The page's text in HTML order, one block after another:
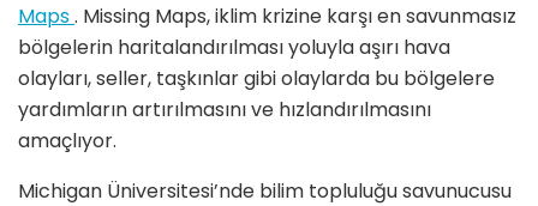
Maps. Missing Maps, iklim krizine karşı en savunmasız
bölgelerin haritalandırılması yoluyla aşırı hava
olayları, seller, taşkınlar gibi olaylarda bu bölgelere
yardımların artırılmasını ve hızlandırılmasını
amaçlıyor.
Michigan Üniversitesi’nde bilim topluluğu savunucusu